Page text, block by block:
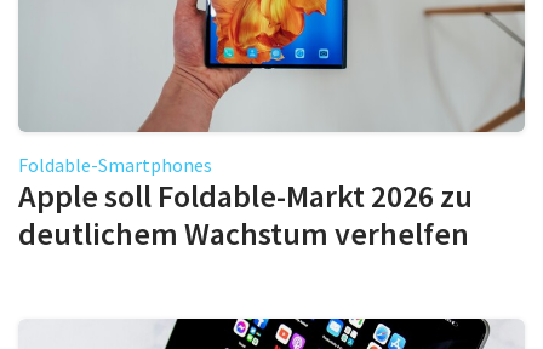
Foldable-Smartphones
Apple soll Foldable-Markt 2026 zu
deutlichem Wachstum verhelfen